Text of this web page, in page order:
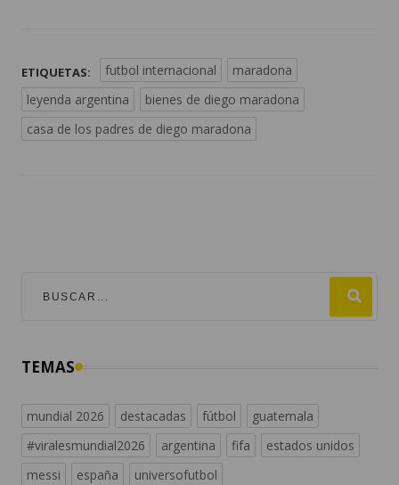
ETIQUETAS: futbol internacional
maradona
leyenda argentina
bienes de diego maradona
casa de los padres de diego maradona
TEMAS
mundial 2026 destacadas fútbol
guatemala
#viralesmundial2026
argentina fifa
estados unidos
messi
españa universofutbol